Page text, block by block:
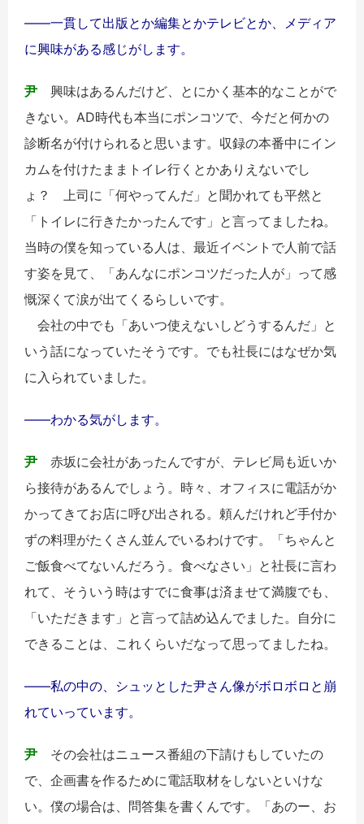
――一貫して出版とか編集とかテレビとか、メディア
に興味がある感じがします。
尹 興味はあるんだけど、とにかく基本的なことがで
きない。AD時代も本当にポンコツで、今だと何かの
診断名が付けられると思います。収録の本番中にイン
カムを付けたままトイレ行くとかありえないでし
ょ？ 上司に「何やってんだ」と聞かれても平然と
「トイレに行きたかったんです」と言ってましたね。
当時の僕を知っている人は、最近イベントで人前で話
す姿を見て、「あんなにポンコツだった人が」って感
慨深くて涙が出てくるらしいです。
会社の中でも「あいつ使えないしどうするんだ」と
いう話になっていたそうです。でも社長にはなぜか気
に入られていました。
――わかる気がします。
尹 赤坂に会社があったんですが、テレビ局も近いか
ら接待があるんでしょう。時々、オフィスに電話がか
かってきてお店に呼び出される。頼んだけれど手付か
ずの料理がたくさん並んでいるわけです。「ちゃんと
ご飯食べてないんだろう。食べなさい」と社長に言わ
れて、そういう時はすでに食事は済ませて満腹でも、
「いただきます」と言って詰め込んでました。自分に
できることは、これくらいだなって思ってましたね。
――私の中の、シュッとした尹さん像がボロボロと崩
れていっています。
尹 その会社はニュース番組の下請けもしていたの
で、企画書を作るために電話取材をしないといけな
い。僕の場合は、問答集を書くんです。「あのー、お